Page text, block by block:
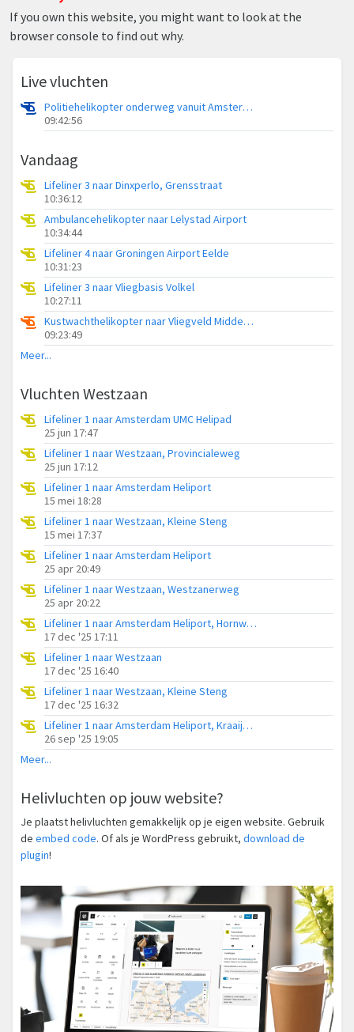
If you own this website, you might want to look at the
browser console to find out why.
Live vluchten
Politiehelikopter onderweg vanuit Amsterdam Vliegveld Schiphol
09:42:56
Vandaag
Lifeliner 3 naar Dinxperlo, Grensstraat
10:36:12
Ambulancehelikopter naar Lelystad Airport
10:34:44
Lifeliner 4 naar Groningen Airport Eelde
10:31:23
Lifeliner 3 naar Vliegbasis Volkel
10:27:11
Kustwachthelikopter naar Vliegveld Midden-Zeeland
09:23:49
Meer...
Vluchten Westzaan
Lifeliner 1 naar Amsterdam UMC Helipad
25 jun 17:47
Lifeliner 1 naar Westzaan, Provincialeweg
25 jun 17:12
Lifeliner 1 naar Amsterdam Heliport
15 mei 18:28
Lifeliner 1 naar Westzaan, Kleine Steng
15 mei 17:37
Lifeliner 1 naar Amsterdam Heliport
25 apr 20:49
Lifeliner 1 naar Westzaan, Westzanerweg
25 apr 20:22
Lifeliner 1 naar Amsterdam Heliport, Hornweg
17 dec '25 17:11
Lifeliner 1 naar Westzaan
17 dec '25 16:40
Lifeliner 1 naar Westzaan, Kleine Steng
17 dec '25 16:32
Lifeliner 1 naar Amsterdam Heliport, Kraaijenkamp
26 sep '25 19:05
Meer...
Helivluchten op jouw website?
Je plaatst helivluchten gemakkelijk op je eigen website. Gebruik
de embed code. Of als je WordPress gebruikt, download de
plugin!